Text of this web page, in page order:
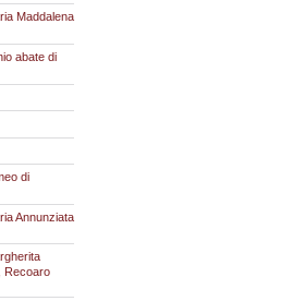
Maddalena
abate di
di
Annunziata
Recoaro